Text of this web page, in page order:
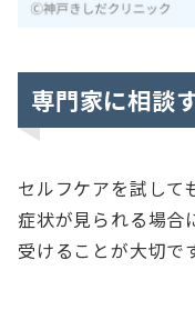
専門家に相談
セルフケアを試して
症状が見られる場合
受けることが大切で